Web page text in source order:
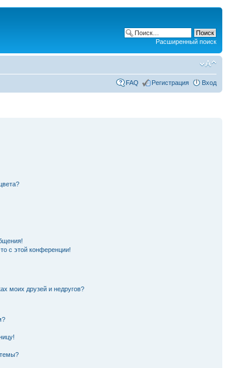
Расширенный поиск
FAQ Регистрация Вход
с этой конференции!
моих друзей и недругов?